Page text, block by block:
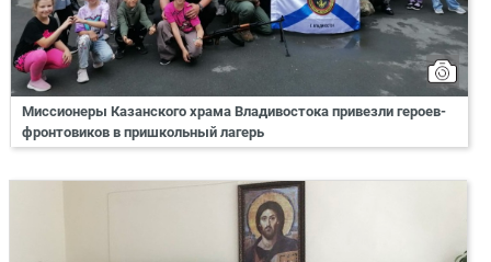
Миссионеры Казанского храма Владивостока привезли героев-
фронтовиков в пришкольный лагерь